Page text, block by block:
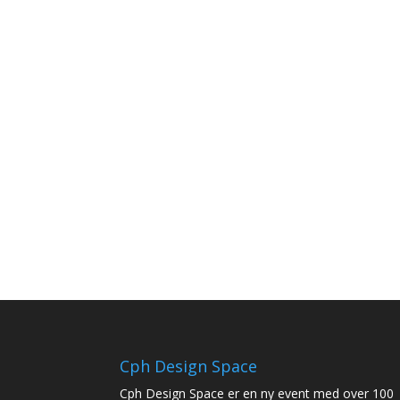
Cph Design Space
Cph Design Space er en ny event med over 100